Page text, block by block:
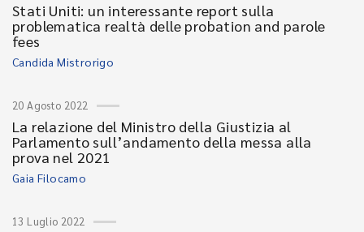
Stati Uniti: un interessante report sulla
problematica realtà delle probation and parole
fees
Candida Mistrorigo
20 Agosto 2022
La relazione del Ministro della Giustizia al
Parlamento sull’andamento della messa alla
prova nel 2021
Gaia Filocamo
13 Luglio 2022